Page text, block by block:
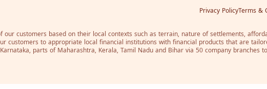
Privacy PolicyTerms &
customers based on their local contexts such as terrain, nature of settlements,
customers to appropriate local financial institutions with financial products that are
parts of Maharashtra, Kerala, Tamil Nadu and Bihar via 50 company branches